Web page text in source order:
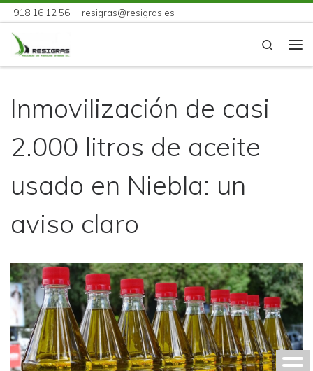
Skip to content
918 16 12 56 resigras@resigras.es
Search
Inmovilización de casi
2.000 litros de aceite
usado en Niebla: un
aviso claro